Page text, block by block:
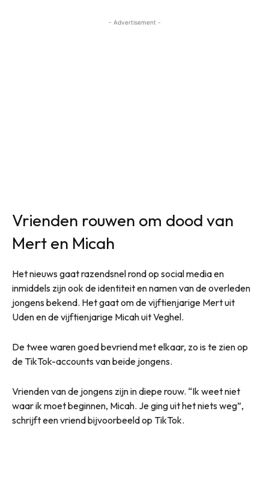
- Advertisement -
Vrienden rouwen om dood van
Mert en Micah
Het nieuws gaat razendsnel rond op social media en
inmiddels zijn ook de identiteit en namen van de overleden
jongens bekend. Het gaat om de vijftienjarige Mert uit
Uden en de vijftienjarige Micah uit Veghel.
De twee waren goed bevriend met elkaar, zo is te zien op
de TikTok-accounts van beide jongens.
Vrienden van de jongens zijn in diepe rouw. “Ik weet niet
waar ik moet beginnen, Micah. Je ging uit het niets weg”,
schrijft een vriend bijvoorbeeld op TikTok.